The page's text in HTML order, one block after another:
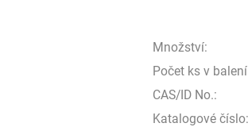
Množství:
Počet ks v
CAS/ID No.:
Katalogové číslo: